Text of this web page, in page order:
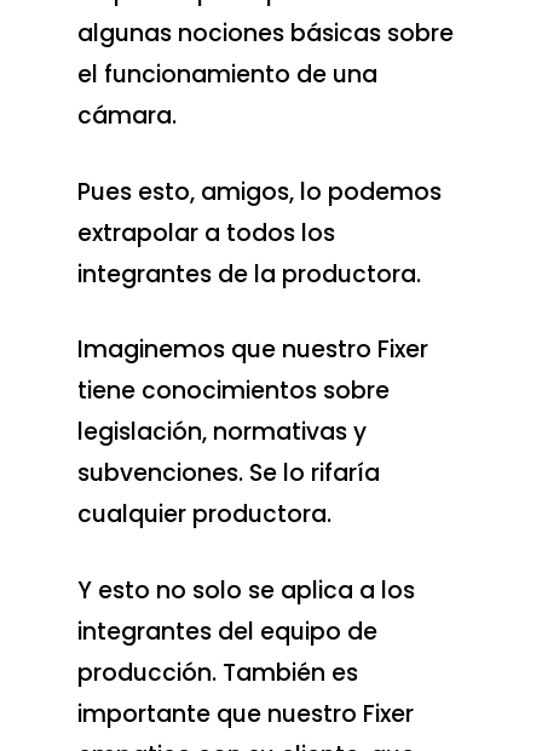
algunas nociones básicas sobre
el funcionamiento de una
cámara.
Pues esto, amigos, lo podemos
extrapolar a todos los
integrantes de la productora.
Imaginemos que nuestro Fixer
tiene conocimientos sobre
legislación, normativas y
subvenciones. Se lo rifaría
cualquier productora.
Y esto no solo se aplica a los
integrantes del equipo de
producción. También es
importante que nuestro Fixer